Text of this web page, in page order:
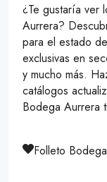
¿Te gustaría ver
Aurrera?
para el estado
exclusivas en
y mucho más.
catálogos
Bodega Aurrera
Folleto